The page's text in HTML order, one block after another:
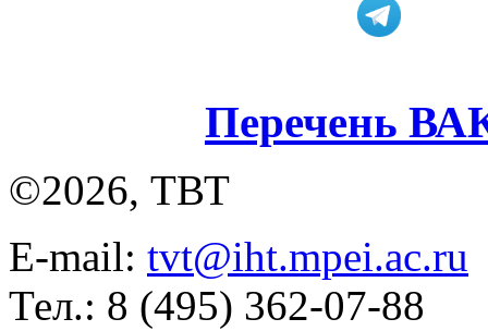
Перечень
©2026, ТВТ
E-mail: tvt@iht.mpei.ac.ru
Тел.: 8 (495) 362-07-88